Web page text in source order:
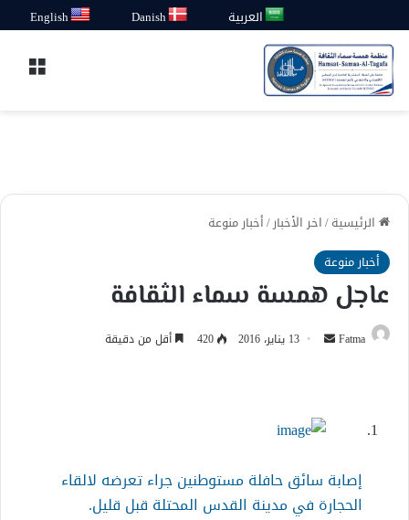
العربية Danish
English
الرئيسية/اخر الأخبار/أخبار منوعة
أخبار منوعة
عاجل همسة سماء الثقافة
Fatma
أرسل 13 يناير، 2016 420 أقل من دقيقة
إصابة سائق حافلة مستوطنين جراء تعرضه لالقاء
الحجارة في مدينة القدس المحتلة قبل قليل.